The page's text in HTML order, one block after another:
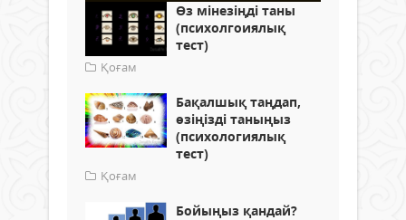
Өз мінезіңді таны
(психолгоиялық
тест)
Қоғам
Бақалшық таңдап,
өзіңізді таныңыз
(психологиялық
тест)
Қоғам
Бойыңыз қандай?